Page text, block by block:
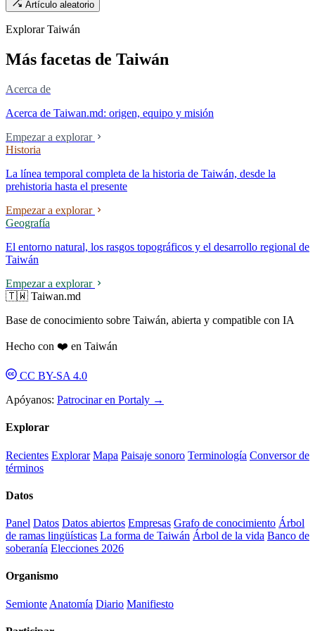
propia existencia del proyecto revela una realidad: Taiwán avanza
umbrales. Una empresa que lleva cuarenta y seis años fabricando
segunda fábrica en Ohio.
Artículo aleatorio
Explorar Taiwán
Más facetas de Taiwán
Acerca de
Acerca de Taiwan.md: origen, equipo y misión
Empezar a explorar
Historia
La línea temporal completa de la historia de Taiwán, desde la
prehistoria hasta el presente
Empezar a explorar
Geografía
El entorno natural, los rasgos topográficos y el desarrollo regional de
Taiwán
Empezar a explorar
🇹🇼 Taiwan.md
Base de conocimiento sobre Taiwán, abierta y compatible con IA
Hecho con ❤️ en Taiwán
CC BY-SA 4.0
Apóyanos: Patrocinar en Portaly →
Explorar
Recientes Explorar Mapa Paisaje sonoro Terminología Conversor de
términos
Datos
Panel Datos Datos abiertos Empresas Grafo de conocimiento Árbol
de ramas lingüísticas La forma de Taiwán Árbol de la vida Banco de
soberanía Elecciones 2026
Organismo
Semionte Anatomía Diario Manifiesto